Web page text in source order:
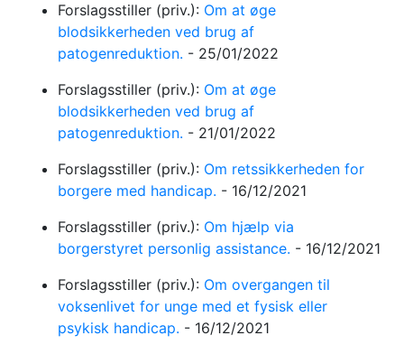
Forslagsstiller (priv.): Om at øge
blodsikkerheden ved brug af
patogenreduktion. - 25/01/2022
Forslagsstiller (priv.): Om at øge
blodsikkerheden ved brug af
patogenreduktion. - 21/01/2022
Forslagsstiller (priv.): Om retssikkerheden for
borgere med handicap. - 16/12/2021
Forslagsstiller (priv.): Om hjælp via
borgerstyret personlig assistance. - 16/12/2021
Forslagsstiller (priv.): Om overgangen til
voksenlivet for unge med et fysisk eller
psykisk handicap. - 16/12/2021